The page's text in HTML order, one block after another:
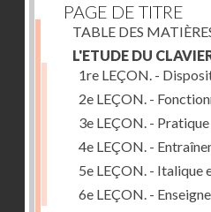
PAGE DE TITRE
TABLE DES
L'ETUDE DU
1re LEÇON. -
2e LEÇON. -
3e LEÇON. -
4e LEÇON. -
5e LEÇON. - Italique
6e LEÇON. -